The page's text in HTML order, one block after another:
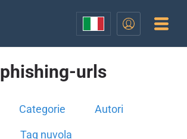
phishing-urls
Categorie Autori
Tag nuvola